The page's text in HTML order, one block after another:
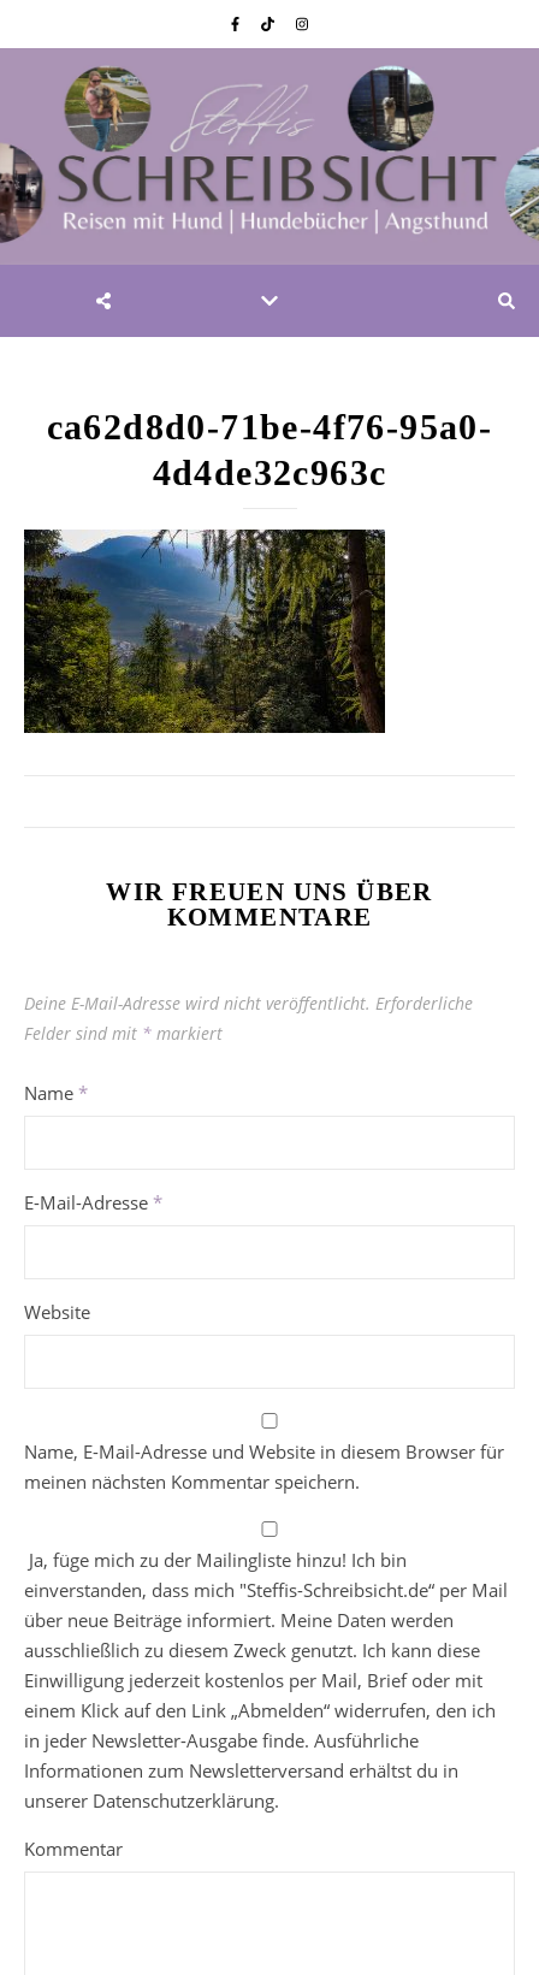
ca62d8d0-71be-4f76-95a0-
4d4de32c963c
WIR FREUEN UNS ÜBER
KOMMENTARE
Deine E-Mail-Adresse wird nicht veröffentlicht. Erforderliche
Felder sind mit * markiert
Name *
E-Mail-Adresse *
Website
Name, E-Mail-Adresse und Website in diesem Browser für
meinen nächsten Kommentar speichern.
Ja, füge mich zu der Mailingliste hinzu! Ich bin
einverstanden, dass mich "Steffis-Schreibsicht.de“ per Mail
über neue Beiträge informiert. Meine Daten werden
ausschließlich zu diesem Zweck genutzt. Ich kann diese
Einwilligung jederzeit kostenlos per Mail, Brief oder mit
einem Klick auf den Link „Abmelden“ widerrufen, den ich
in jeder Newsletter-Ausgabe finde. Ausführliche
Informationen zum Newsletterversand erhältst du in
unserer Datenschutzerklärung.
Kommentar